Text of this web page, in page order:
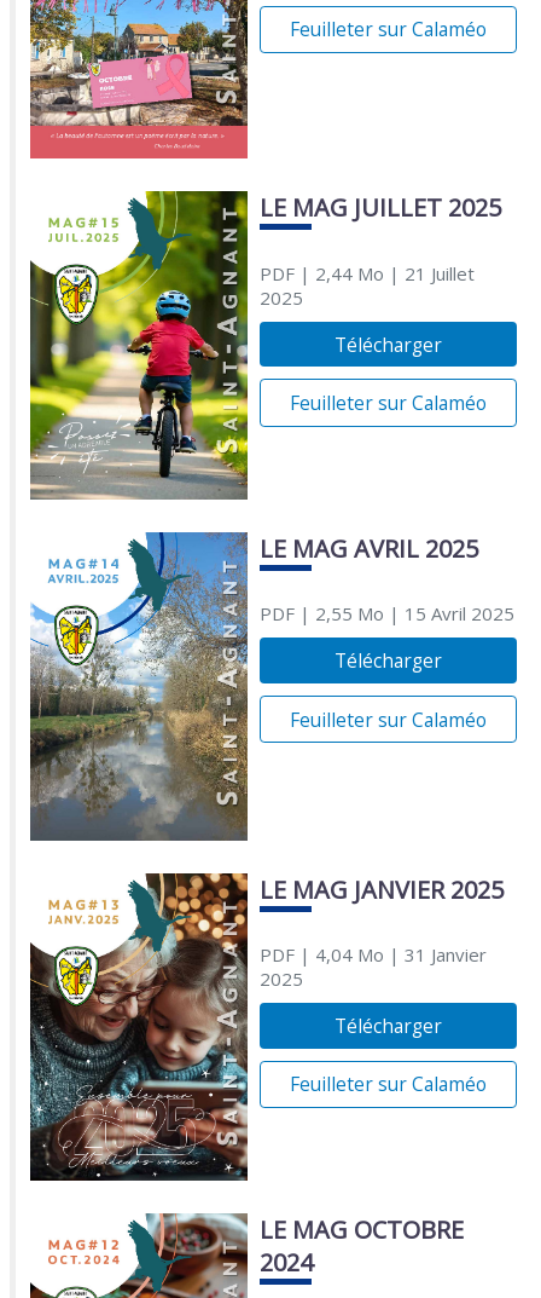
Feuilleter sur Calaméo
LE MAG JUILLET 2025
PDF| 2,44 Mo | 21 Juillet
2025
Télécharger
Feuilleter sur Calaméo
LE MAG AVRIL 2025
PDF| 2,55 Mo | 15 Avril 2025
Télécharger
Feuilleter sur Calaméo
LE MAG JANVIER 2025
PDF| 4,04 Mo | 31 Janvier
2025
Télécharger
Feuilleter sur Calaméo
LE MAG OCTOBRE
2024